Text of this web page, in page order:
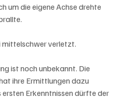
um die eigene Achse drehte
mittelschwer verletzt.
ist noch unbekannt. Die
ihre Ermittlungen dazu
Erkenntnissen dürfte der